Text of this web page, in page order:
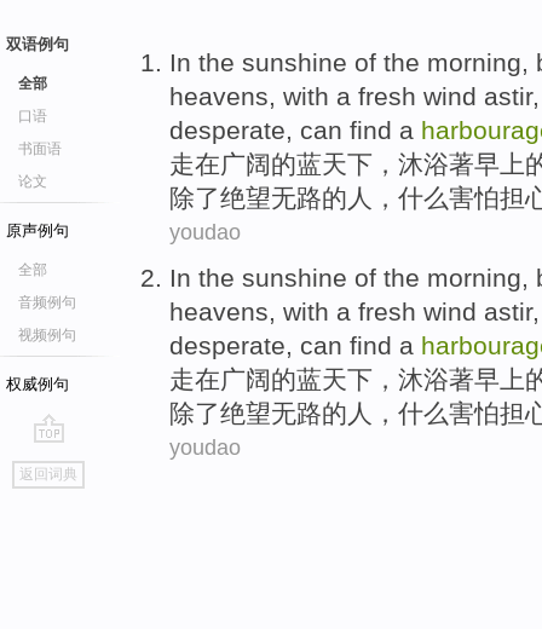
双语例句
全部
口语
书面语
论文
原声例句
全部
音频例句
视频例句
权威例句
go
top
返回词典
In the sunshine of the morning,
heavens, with a fresh wind astir
desperate, can find a
走在广阔的蓝天下，沐浴著早上
除了绝望无路的人， 什么害怕担
youdao
In the sunshine of the morning,
heavens, with a fresh wind astir
desperate, can find a
走在广阔的蓝天下，沐浴著早上
除了绝望无路的人， 什么害怕担
youdao